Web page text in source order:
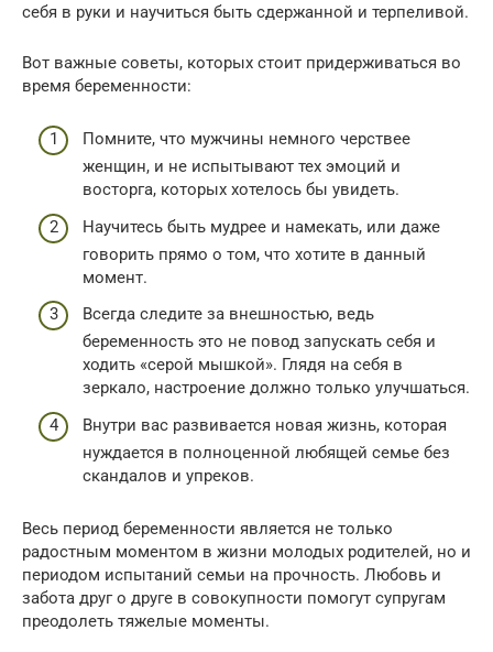
себя в руки и научиться быть сдержанной и терпеливой.
Вот важные советы, которых стоит придерживаться во
время беременности:
Помните, что мужчины немного черствее
женщин, и не испытывают тех эмоций и
восторга, которых хотелось бы увидеть.
Научитесь быть мудрее и намекать, или даже
говорить прямо о том, что хотите в данный
момент.
Всегда следите за внешностью, ведь
беременность это не повод запускать себя и
ходить «серой мышкой». Глядя на себя в
зеркало, настроение должно только улучшаться.
Внутри вас развивается новая жизнь, которая
нуждается в полноценной любящей семье без
скандалов и упреков.
Весь период беременности является не только
радостным моментом в жизни молодых родителей, но и
периодом испытаний семьи на прочность. Любовь и
забота друг о друге в совокупности помогут супругам
преодолеть тяжелые моменты.